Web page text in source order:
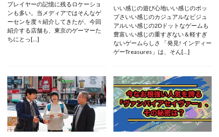
プレイヤーの記憶に残るロケーショ
ンも多い。当メディアではそんなゲ
ーセンを度々紹介してきたが、今回
紹介する店舗も、東京のゲーマーた
ちにとっ[…]
いい感じの遊び心地いい感じのポッ
プさいい感じのカジュアルなビジュ
アルいい感じの2Dドットなゲームも
豊富いい感じの重すぎない＆軽すぎ
ないゲームらしさ 「発見! インディー
ゲーTreasures」は、そん[…]